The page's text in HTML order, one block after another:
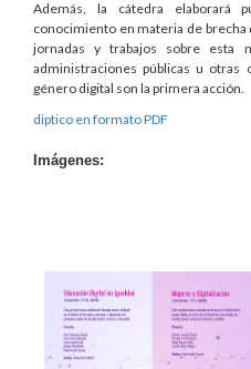
Además, la cátedra elaborará
conocimiento en materia de brecha
jornadas y trabajos sobre esta
administraciones públicas u otras
género digital son la primera acción.
diptico en formato PDF
Imágenes: